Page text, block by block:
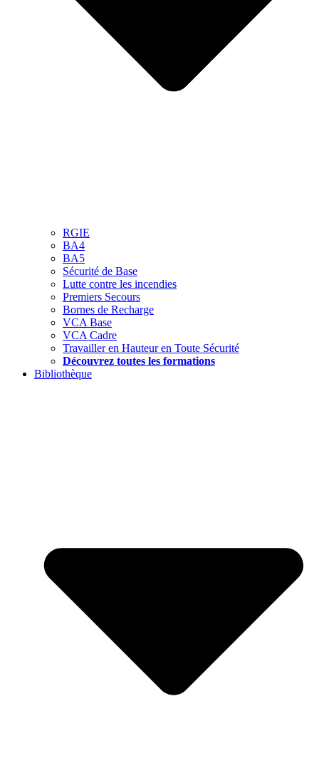
RGIE
BA4
BA5
Sécurité de Base
Lutte contre les incendies
Premiers Secours
Bornes de Recharge
VCA Base
VCA Cadre
Travailler en Hauteur en Toute Sécurité
Découvrez toutes les formations
Bibliothèque